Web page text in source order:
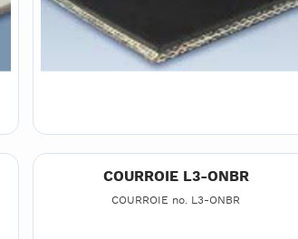
COURROIE L3-ONBR
COURROIE no. L3-ONBR